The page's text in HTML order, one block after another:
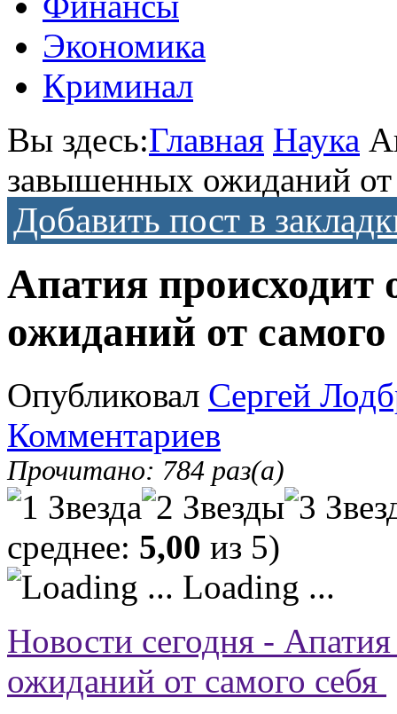
Экономика
Криминал
Вы здесь:Главная Наука
завышенных ожиданий от
Добавить пост в
Апатия
ожиданий от
Опубликовал Сергей
Комментариев
Прочитано: 784 раз(а)
среднее: 5,00 из 5)
Loading ...
Новости сегодня -
ожиданий от самого себя